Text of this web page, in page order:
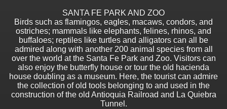
SANTA FE PARK AND ZOO
Birds such as flamingos, eagles, macaws, condors, and
ostriches; mammals like elephants, felines, rhinos, and
buffaloes; reptiles like turtles and alligators can all be
admired along with another 200 animal species from all
over the world at the Santa Fe Park and Zoo. Visitors can
also enjoy the butterfly house or tour the old hacienda
house doubling as a museum. Here, the tourist can admire
the collection of old tools belonging to and used in the
construction of the old Antioquia Railroad and La Quiebra
Tunnel.